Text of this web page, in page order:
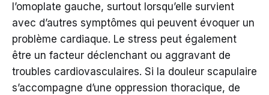
l’omoplate gauche, surtout lorsqu’elle survient
avec d’autres symptômes qui peuvent évoquer un
problème cardiaque. Le stress peut également
être un facteur déclenchant ou aggravant de
troubles cardiovasculaires. Si la douleur scapulaire
s’accompagne d’une oppression thoracique, de